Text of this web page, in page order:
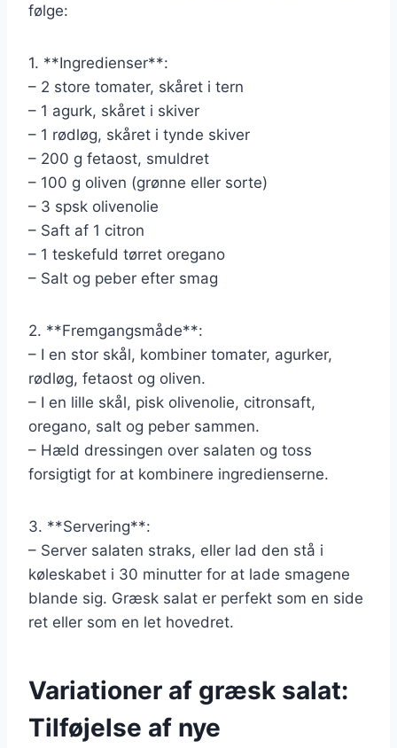
følge:
1. **Ingredienser**:
– 2 store tomater, skåret i tern
– 1 agurk, skåret i skiver
– 1 rødløg, skåret i tynde skiver
– 200 g fetaost, smuldret
– 100 g oliven (grønne eller sorte)
– 3 spsk olivenolie
– Saft af 1 citron
– 1 teskefuld tørret oregano
– Salt og peber efter smag
2. **Fremgangsmåde**:
– I en stor skål, kombiner tomater, agurker,
rødløg, fetaost og oliven.
– I en lille skål, pisk olivenolie, citronsaft,
oregano, salt og peber sammen.
– Hæld dressingen over salaten og toss
forsigtigt for at kombinere ingredienserne.
3. **Servering**:
– Server salaten straks, eller lad den stå i
køleskabet i 30 minutter for at lade smagene
blande sig. Græsk salat er perfekt som en side
ret eller som en let hovedret.
Variationer af græsk salat:
Tilføjelse af nye